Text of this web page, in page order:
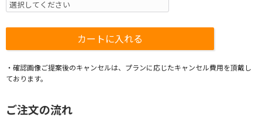
・確認画像ご提案後のキャンセルは、プランに応じたキャンセル費用を頂戴し
ております。
ご注文の流れ